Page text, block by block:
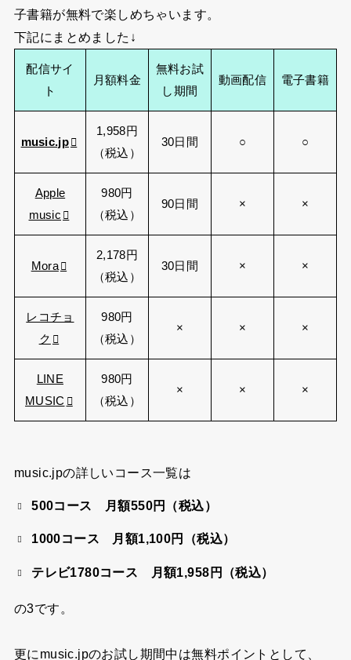
子書籍が無料で楽しめちゃいます。
下記にまとめました↓
配信サイ
ト
月額料金
無料お試
し期間
動画配信 電子書籍
music.jp
1,958円
（税込）
30日間 ○ ○
Apple
music
980円
（税込）
90日間 × ×
Mora
2,178円
（税込）
30日間 × ×
レコチョ
ク
980円
（税込）
× × ×
LINE
MUSIC
980円
（税込）
× × ×
music.jpの詳しいコース一覧は
500コース 月額550円（税込）
1000コース 月額1,100円（税込）
テレビ1780コース 月額1,958円（税込）
の3です。
更にmusic.jpのお試し期間中は無料ポイントとして、